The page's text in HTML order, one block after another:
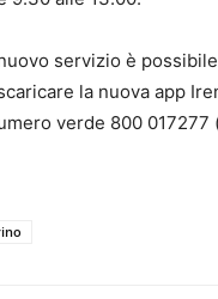
servizio è
la nuova app
verde 800